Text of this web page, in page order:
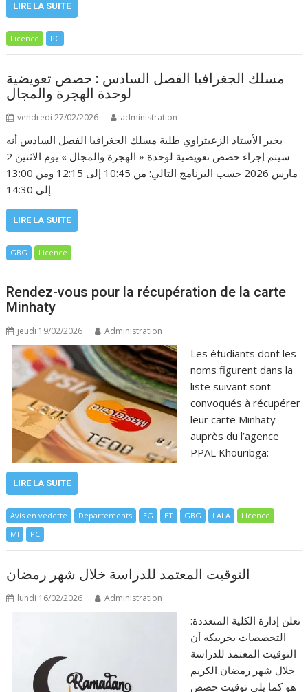
LIRE LA SUITE
Licence PC
مسلك الجغرافيا الفصل السادس : حصص تعويضية
لوحدة الهجرة والمجال
vendredi 27/02/2026 administration
يخبر الأستاذ الزعيتراوي طلبة مسلك الجغرافيا الفصل السادس أنه
سيتم إجراء حصص تعويضية لوحدة « الهجرة والمجال » يوم الاثنين 2
مارس 2026 حسب البرنامج التالي: من 10:45 إلى 12:15 ومن 13:00
إلى 14:30
LIRE LA SUITE
GBG Licence
Rendez-vous pour la récupération de la carte
Minhaty
jeudi 19/02/2026 Administration
Les étudiants dont les
noms figurent dans la
liste suivant sont
convoqués à récupérer
leur carte Minhaty
auprès du l’agence
PPAL Khouribga:
LIRE LA SUITE
Avis en vedette Departements EG ET GBG LALA
Licence
MI
PC
التوقيت المعتمد للدراسة خلال شهر رمضان
lundi 16/02/2026 Administration
:تعلن إدارة الكلية المتعددة
التخصصات بخريبكة أن
التوقيت المعتمد للدراسة
خلال شهر رمضان الكريم
هو كما يلي توقيت حصص